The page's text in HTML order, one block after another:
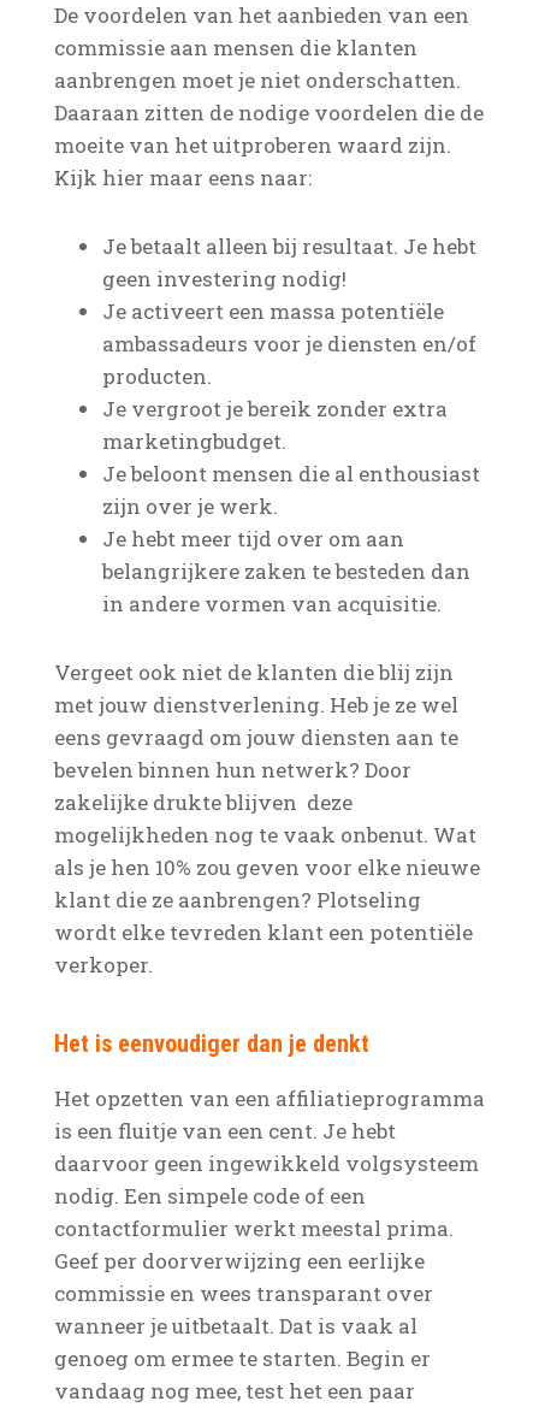
De voordelen van het aanbieden van een
commissie aan mensen die klanten
aanbrengen moet je niet onderschatten.
Daaraan zitten de nodige voordelen die de
moeite van het uitproberen waard zijn.
Kijk hier maar eens naar:
Je betaalt alleen bij resultaat. Je hebt
geen investering nodig!
Je activeert een massa potentiële
ambassadeurs voor je diensten en/of
producten.
Je vergroot je bereik zonder extra
marketingbudget.
Je beloont mensen die al enthousiast
zijn over je werk.
Je hebt meer tijd over om aan
belangrijkere zaken te besteden dan
in andere vormen van acquisitie.
Vergeet ook niet de klanten die blij zijn
met jouw dienstverlening. Heb je ze wel
eens gevraagd om jouw diensten aan te
bevelen binnen hun netwerk? Door
zakelijke drukte blijven deze
mogelijkheden nog te vaak onbenut. Wat
als je hen 10% zou geven voor elke nieuwe
klant die ze aanbrengen? Plotseling
wordt elke tevreden klant een potentiële
verkoper.
Het is eenvoudiger dan je denkt
Het opzetten van een affiliatieprogramma
is een fluitje van een cent. Je hebt
daarvoor geen ingewikkeld volgsysteem
nodig. Een simpele code of een
contactformulier werkt meestal prima.
Geef per doorverwijzing een eerlijke
commissie en wees transparant over
wanneer je uitbetaalt. Dat is vaak al
genoeg om ermee te starten. Begin er
vandaag nog mee, test het een paar